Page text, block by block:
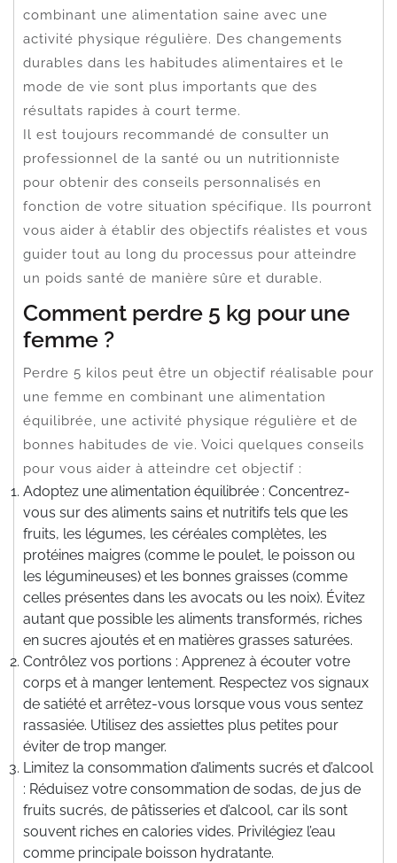
combinant une alimentation saine avec une
activité physique régulière. Des changements
durables dans les habitudes alimentaires et le
mode de vie sont plus importants que des
résultats rapides à court terme.
Il est toujours recommandé de consulter un
professionnel de la santé ou un nutritionniste
pour obtenir des conseils personnalisés en
fonction de votre situation spécifique. Ils pourront
vous aider à établir des objectifs réalistes et vous
guider tout au long du processus pour atteindre
un poids santé de manière sûre et durable.
Comment perdre 5 kg pour une
femme ?
Perdre 5 kilos peut être un objectif réalisable pour
une femme en combinant une alimentation
équilibrée, une activité physique régulière et de
bonnes habitudes de vie. Voici quelques conseils
pour vous aider à atteindre cet objectif :
Adoptez une alimentation équilibrée : Concentrez-
vous sur des aliments sains et nutritifs tels que les
fruits, les légumes, les céréales complètes, les
protéines maigres (comme le poulet, le poisson ou
les légumineuses) et les bonnes graisses (comme
celles présentes dans les avocats ou les noix). Évitez
autant que possible les aliments transformés, riches
en sucres ajoutés et en matières grasses saturées.
Contrôlez vos portions : Apprenez à écouter votre
corps et à manger lentement. Respectez vos signaux
de satiété et arrêtez-vous lorsque vous vous sentez
rassasiée. Utilisez des assiettes plus petites pour
éviter de trop manger.
Limitez la consommation d’aliments sucrés et d’alcool
: Réduisez votre consommation de sodas, de jus de
fruits sucrés, de pâtisseries et d’alcool, car ils sont
souvent riches en calories vides. Privilégiez l’eau
comme principale boisson hydratante.